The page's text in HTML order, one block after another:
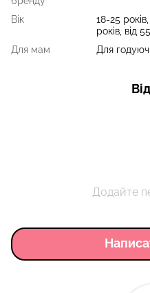
Вік
18-25
років, від
Для мам
Для
Додайте